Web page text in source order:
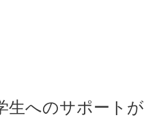
生へのサポートが